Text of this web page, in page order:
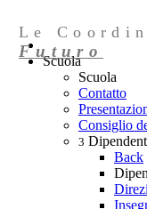
Le
Futuro
Scuola
Scuola
Contatto
Consiglio
3
Back